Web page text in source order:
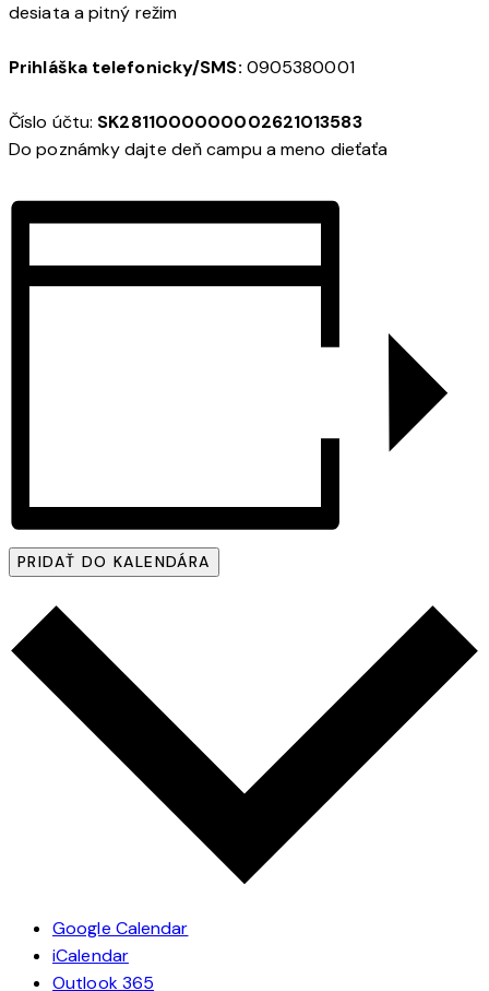
desiata a pitný režim
Prihláška telefonicky/SMS: 0905380001
Číslo účtu: SK2811000000002621013583
Do poznámky dajte deň campu a meno dieťaťa
PRIDAŤ DO KALENDÁRA
Google Calendar
iCalendar
Outlook 365